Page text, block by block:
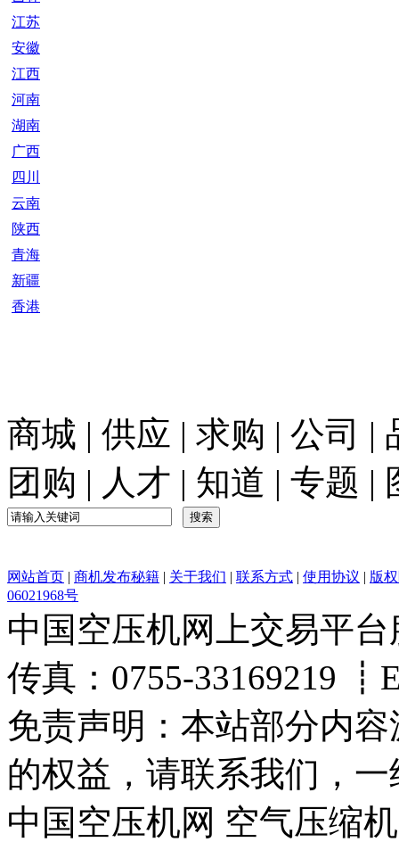
江苏
安徽
江西
河南
湖南
广西
四川
云南
陕西
青海
新疆
香港
商城 | 供应 | 求购 | 公司 |
团购 | 人才 | 知道 | 专题 |
网站首页 | 商机发布秘籍 | 关于我们 | 联系方式 | 使用协议 | 版
06021968号
中国空压机网上交易平
传真：0755-33169219
免责声明：本站部分内
的权益，请联系我们，
中国空压机网 空气压缩